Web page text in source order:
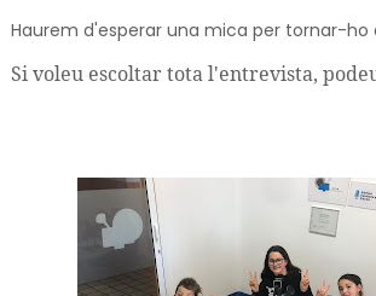
Haurem d'esperar una mica per tornar-ho
Si voleu escoltar tota l'entrevista,